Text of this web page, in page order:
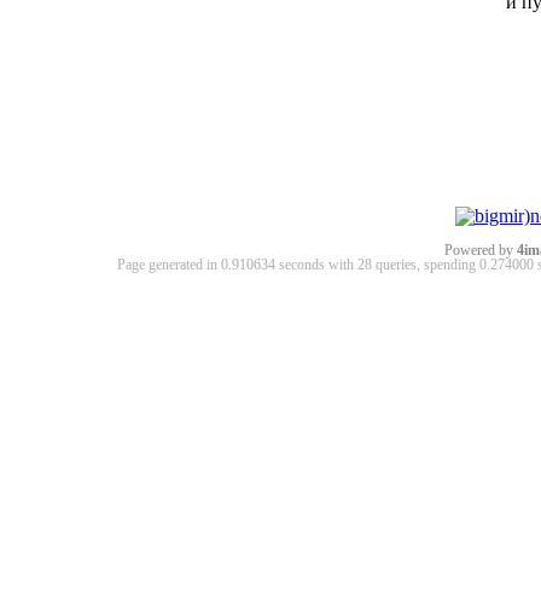
Powered by
Page generated in 0.910634 seconds with 28 queries, spending